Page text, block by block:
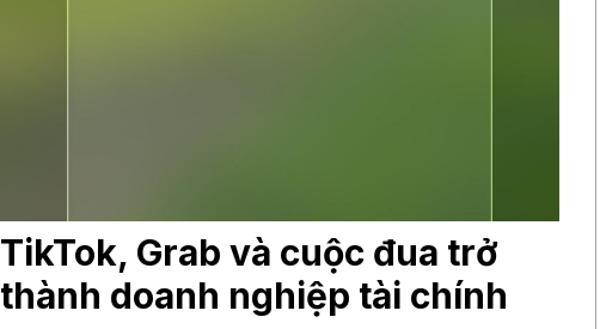
TikTok, Grab và cuộc đua trở
thành doanh nghiệp tài chính